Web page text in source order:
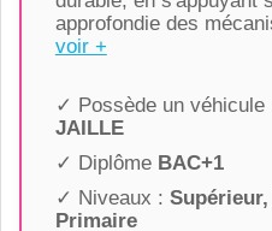
approfondie des
voir +
✓ Possède un véhicule
JAILLE
✓ Diplôme BAC+1
✓ Niveaux :
Primaire